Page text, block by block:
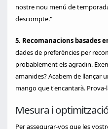
nostre nou menú de
descompte."
5. Recomanacions basades
dades de preferències per
probablement els agradin.
amanides? Acabem de llançar
mango que t'encantarà. Prova-
Mesura i
Per assegurar-vos que les